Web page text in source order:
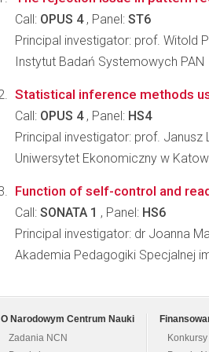
Call: OPUS 4, Panel: ST6
Principal investigator: prof. Witold
Instytut Badań Systemowych PAN
Statistical inference methods
Call: OPUS 4, Panel: HS4
Principal investigator: prof. Janusz
Uniwersytet Ekonomiczny w
Function of self-control and
Call: SONATA 1 , Panel: HS6
Principal investigator: dr Joanna
Akademia Pedagogiki Specjalnej
O Narodowym Centrum Nauki
Zadania NCN
Konkursy